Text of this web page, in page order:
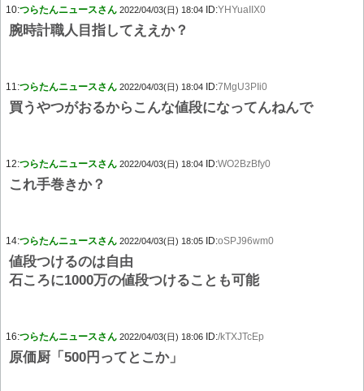
10:つらたんニュースさん 2022/04/03(日) 18:04 ID:YHYuaIIX0
腕時計職人目指してええか？
11:つらたんニュースさん 2022/04/03(日) 18:04 ID:7MgU3PIi0
買うやつがおるからこんな値段になってんねんで
12:つらたんニュースさん 2022/04/03(日) 18:04 ID:WO2BzBfy0
これ手巻きか？
14:つらたんニュースさん 2022/04/03(日) 18:05 ID:oSPJ96wm0
値段つけるのは自由
石ころに1000万の値段つけることも可能
16:つらたんニュースさん 2022/04/03(日) 18:06 ID:/kTXJTcEp
原価厨「500円ってとこか」